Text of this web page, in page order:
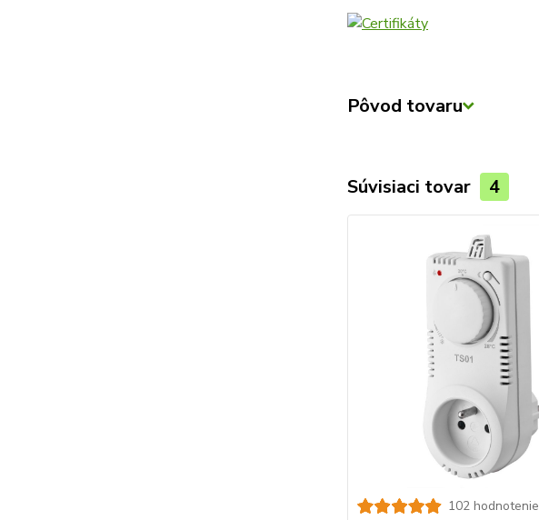
Pôvod tovaru
Súvisiaci tovar 4
102 hodnotenie